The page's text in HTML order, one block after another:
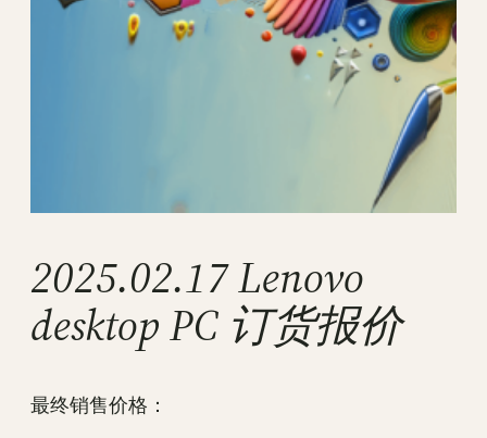
2025.02.17 Lenovo
desktop PC 订货报价
最终销售价格：